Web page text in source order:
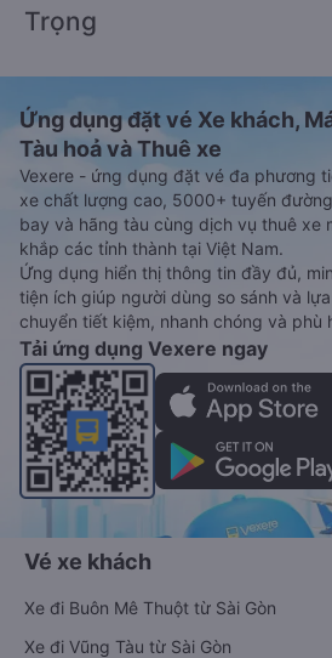
Trọng
Ứng dụng đặt vé Xe khách,
Tàu hoả và Thuê xe
Vexere - ứng dụng đặt vé đa phương
xe chất lượng cao, 5000+ tuyến
bay và hãng tàu cùng dịch vụ thuê xe
khắp các tỉnh thành tại Việt Nam.
Ứng dụng hiển thị thông tin đầy đủ,
tiện ích giúp người dùng so sánh và
chuyển tiết kiệm, nhanh chóng và phù
Tải ứng dụng Vexere ngay
Vé xe khách
Xe đi Buôn Mê Thuột từ Sài Gòn
Xe đi Vũng Tàu từ Sài Gòn